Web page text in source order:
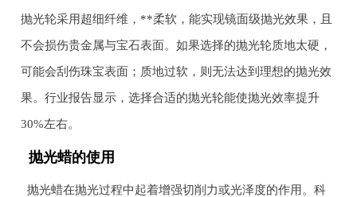
抛光轮采用超细纤维，**柔软，能实现镜面级抛光效果，且
不会损伤贵金属与宝石表面。如果选择的抛光轮质地太硬，
可能会刮伤珠宝表面；质地过软，则无法达到理想的抛光效
果。行业报告显示，选择合适的抛光轮能使抛光效率提升
30%左右。
抛光蜡的使用
抛光蜡在抛光过程中起着增强切削力或光泽度的作用。科